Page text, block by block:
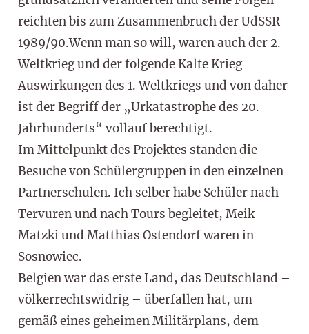
reichten bis zum Zusammenbruch der UdSSR
1989/90.Wenn man so will, waren auch der 2.
Weltkrieg und der folgende Kalte Krieg
Auswirkungen des 1. Weltkriegs und von daher
ist der Begriff der „Urkatastrophe des 20.
Jahrhunderts“ vollauf berechtigt.
Im Mittelpunkt des Projektes standen die
Besuche von Schülergruppen in den einzelnen
Partnerschulen. Ich selber habe Schüler nach
Tervuren und nach Tours begleitet, Meik
Matzki und Matthias Ostendorf waren in
Sosnowiec.
Belgien war das erste Land, das Deutschland –
völkerrechtswidrig – überfallen hat, um
gemäß eines geheimen Militärplans, dem